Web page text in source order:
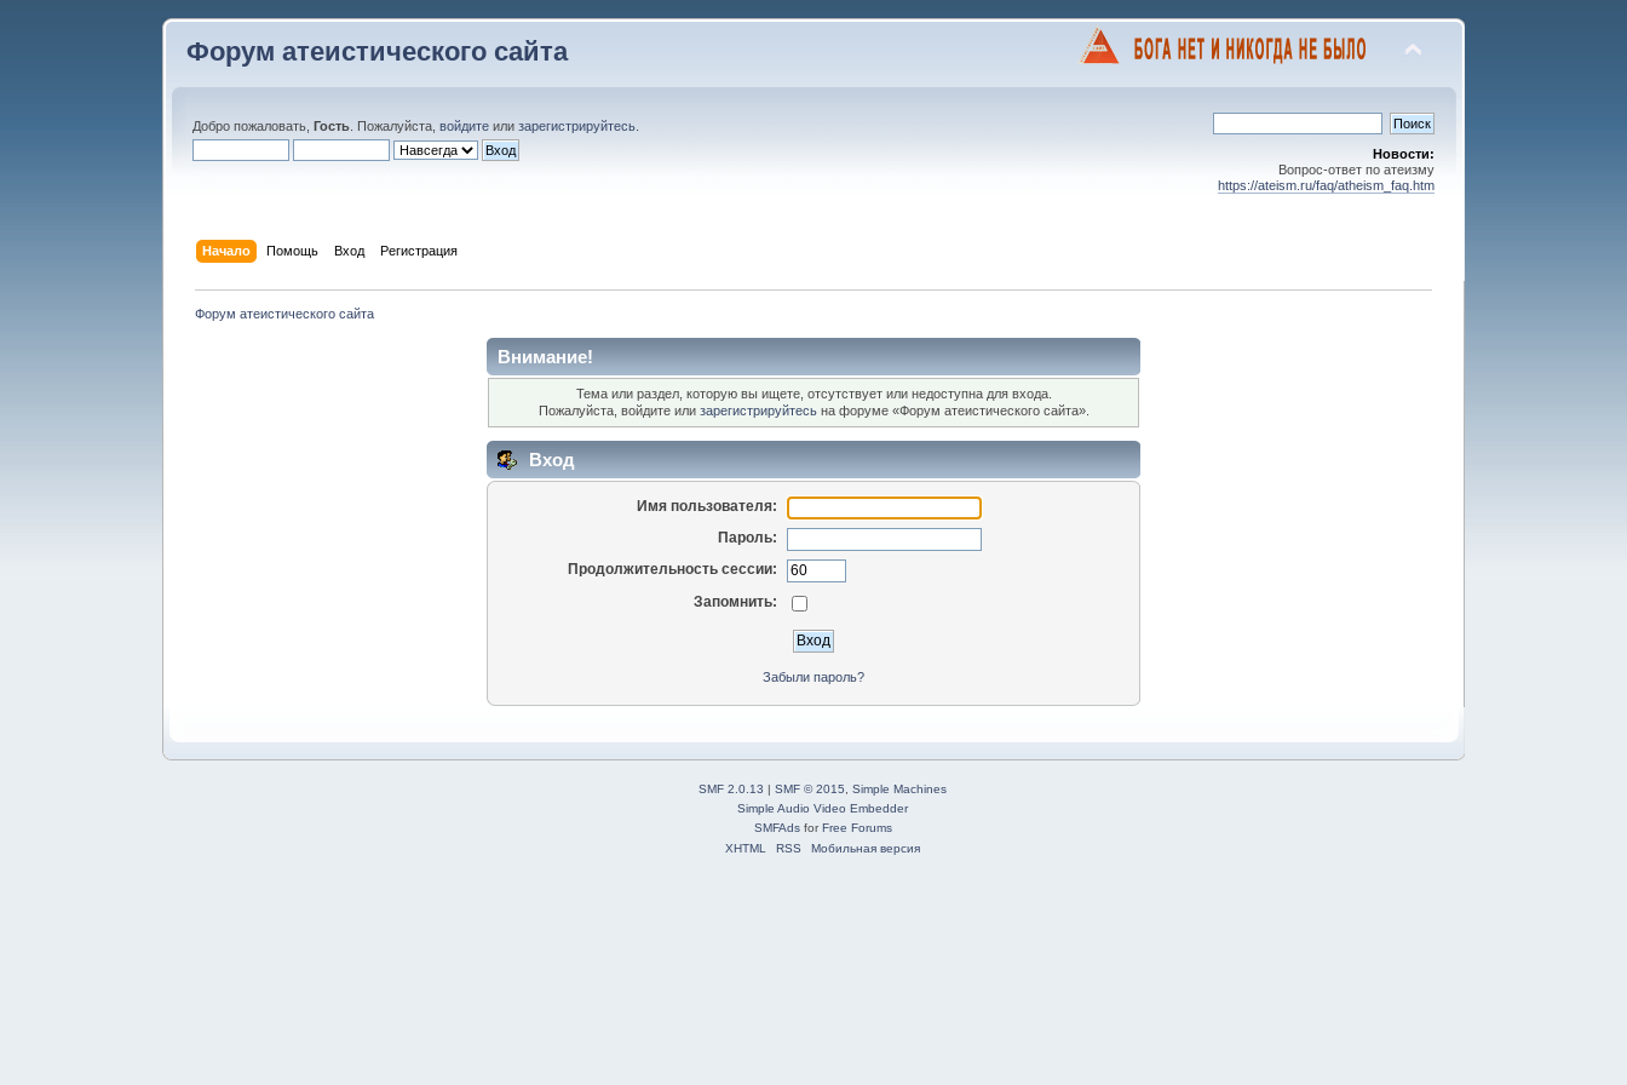
Форум атеистического сайта
Добро пожаловать,Гость . Пожалуйста,войдите илизарегистрируйтесь
Новости:
Вопрос-ответ по атеизму
https://ateism.ru/faq/atheism_faq.htm
Начало Помощь Вход Регистрация
Форум атеистического сайта
Внимание!
Тема или раздел, которую вы ищете, отсутствует или недоступна для входа.
Пожалуйста, войдите или зарегистрируйтесьна форуме «Форум атеистического сайта».
Вход
Имя пользователя:
Пароль:
Продолжительность сессии:
Запомнить:
Забыли пароль?
SMF 2.0.13 | SMF © 2015
Simple Machines
Simple Audio Video Embedder
SMFAdsforFree Forums
XHTML
RSS Мобильная версия